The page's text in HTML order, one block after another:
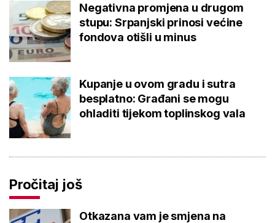
Negativna promjena u drugom
stupu: Srpanjski prinosi većine
fondova otišli u minus
Kupanje u ovom gradu i sutra
besplatno: Građani se mogu
ohladiti tijekom toplinskog vala
Pročitaj još
Otkazana vam je smjena na